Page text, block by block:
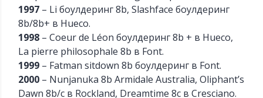
1997 – Li боулдеринг 8b, Slashface боулдеринг
8b/8b+ в Hueco.
1998 – Coeur de Léon боулдеринг 8b + в Hueco,
La pierre philosophale 8b в Font.
1999 – Fatman sitdown 8b боулдеринг в Font.
2000 – Nunjanuka 8b Armidale Australia, Oliphant’s
Dawn 8b/c в Rockland, Dreamtime 8c в Cresciano.